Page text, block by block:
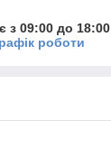
з 09:00 до 18:00
роботи